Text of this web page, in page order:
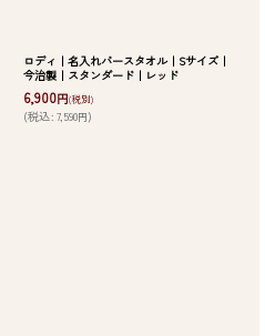
ロディ｜名入れバースタオル｜Sサイズ｜
今治製｜スタンダード｜レッド
6,900円(税別)
(税込: 7,590円)